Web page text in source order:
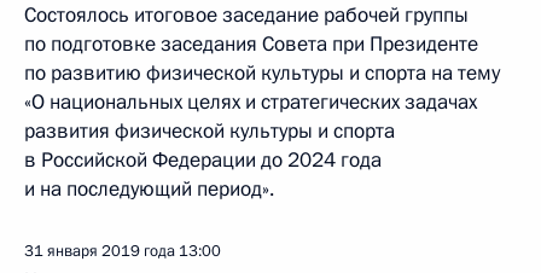
Состоялось итоговое заседание рабочей группы
по подготовке заседания Совета при Президенте
по развитию физической культуры и спорта на тему
«О национальных целях и стратегических задачах
развития физической культуры и спорта
в Российской Федерации до 2024 года
и на последующий период».
31 января 2019 года 13:00